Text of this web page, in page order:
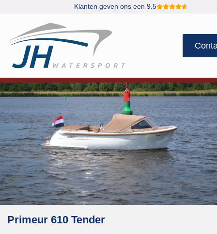
Klanten geven ons een 9.5
Primeur 610 Tender